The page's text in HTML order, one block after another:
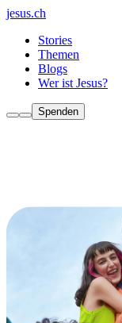
jesus.ch
Stories
Themen
Blogs
Wer ist Jesus?
Spenden